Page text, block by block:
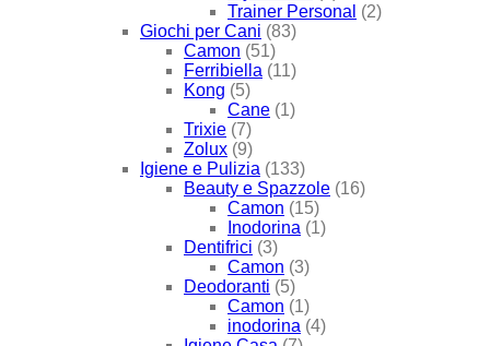
Trainer Personal (2)
Giochi per Cani (83)
Camon (51)
Ferribiella (11)
Kong (5)
Cane (1)
Trixie (7)
Zolux (9)
Igiene e Pulizia (133)
Beauty e Spazzole (16)
Camon (15)
Inodorina (1)
Dentifrici (3)
Camon (3)
Deodoranti (5)
Camon (1)
inodorina (4)